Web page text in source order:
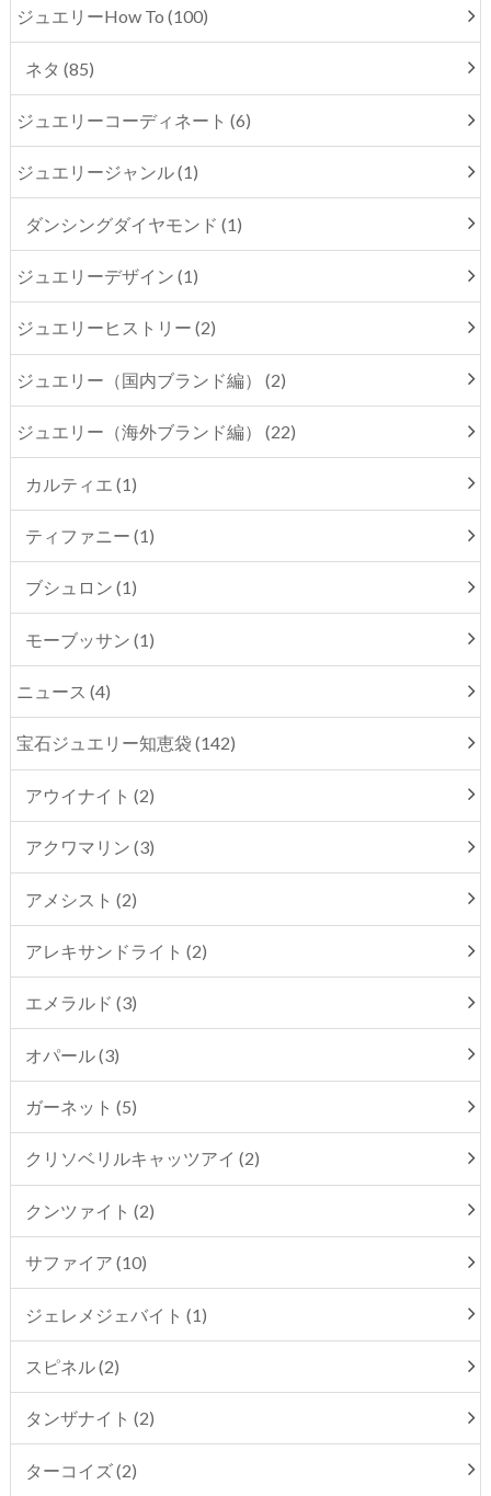
ジュエリーHow To (100)
ネタ (85)
ジュエリーコーディネート (6)
ジュエリージャンル (1)
ダンシングダイヤモンド (1)
ジュエリーデザイン (1)
ジュエリーヒストリー (2)
ジュエリー（国内ブランド編） (2)
ジュエリー（海外ブランド編） (22)
カルティエ (1)
ティファニー (1)
ブシュロン (1)
モーブッサン (1)
ニュース (4)
宝石ジュエリー知恵袋 (142)
アウイナイト (2)
アクワマリン (3)
アメシスト (2)
アレキサンドライト (2)
エメラルド (3)
オパール (3)
ガーネット (5)
クリソベリルキャッツアイ (2)
クンツァイト (2)
サファイア (10)
ジェレメジェバイト (1)
スピネル (2)
タンザナイト (2)
ターコイズ (2)